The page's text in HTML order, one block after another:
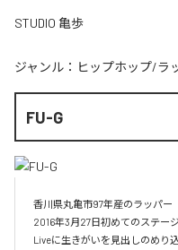
STUDIO 亀歩
ジャンル： ヒップホップ/ラ
FU-G
香川県丸亀市97年産のラッパー
2016年3月27日初めてのステー
Liveに生きがいを見出しのめり